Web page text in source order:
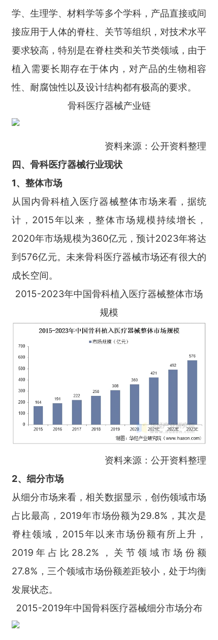
学、生理学、材料学等多个学科，产品直接或间
接应用于人体的脊柱、关节等组织，对技术水平
要求较高，特别是在脊柱类和关节类领域，由于
植入需要长期存在于体内，对产品的生物相容
性、耐腐蚀性以及设计结构都有极高的要求。
骨科医疗器械产业链
资料来源：公开资料整理
四、骨科医疗器械行业现状
1、整体市场
从国内骨科植入医疗器械整体市场来看，据统
计，2015年以来，整体市场规模持续增长，
2020年市场规模为360亿元，预计2023年将达
到576亿元。未来骨科医疗器械市场还有很大的
成长空间。
2015-2023年中国骨科植入医疗器械整体市场
规模
资料来源：公开资料整理
2、细分市场
从细分市场来看，相关数据显示，创伤领域市场
占比最高，2019年市场份额为29.8%，其次是
脊柱领域，2015年以来市场份额有所上升，
2019年占比28.2%，关节领域市场份额
27.8%，三个领域市场份额差距较小，处于均衡
发展状态。
2015-2019年中国骨科医疗器械细分市场分布